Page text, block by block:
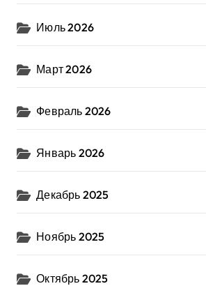
Июль 2026
Март 2026
Февраль 2026
Январь 2026
Декабрь 2025
Ноябрь 2025
Октябрь 2025